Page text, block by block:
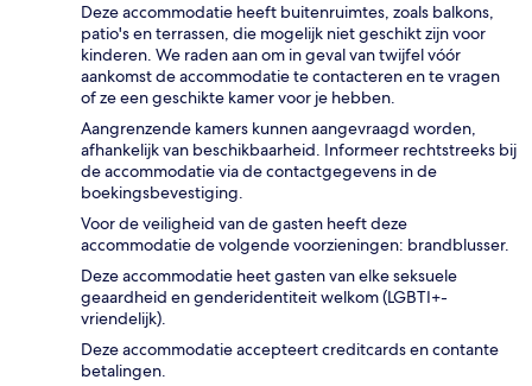
Deze accommodatie heeft buitenruimtes, zoals balkons,
patio's en terrassen, die mogelijk niet geschikt zijn voor
kinderen. We raden aan om in geval van twijfel vóór
aankomst de accommodatie te contacteren en te vragen
of ze een geschikte kamer voor je hebben.
Aangrenzende kamers kunnen aangevraagd worden,
afhankelijk van beschikbaarheid. Informeer rechtstreeks bij
de accommodatie via de contactgegevens in de
boekingsbevestiging.
Voor de veiligheid van de gasten heeft deze
accommodatie de volgende voorzieningen: brandblusser.
Deze accommodatie heet gasten van elke seksuele
geaardheid en genderidentiteit welkom (LGBTI+-
vriendelijk).
Deze accommodatie accepteert creditcards en contante
betalingen.